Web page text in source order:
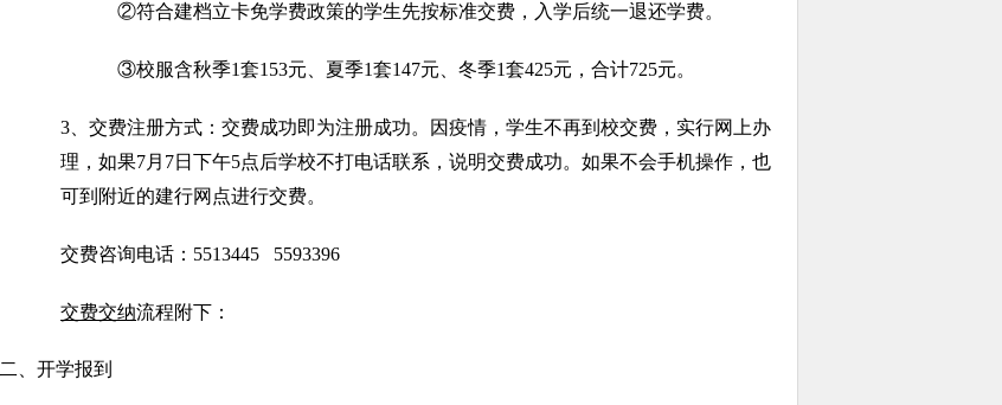
②符合建档立卡免学费政策的学生先按标准交费，入学后统一退还学费。
③校服含秋季1套153元、夏季1套147元、冬季1套425元，合计725元。
3 、交费注册方式：交费成功即为注册成功。因疫情，学生不再到校交费，实行网上办
理，如果7月7日下午5点后学校不打电话联系，说明交费成功。如果不会手机操作，也
可到附近的建行网点进行交费。
交费咨询电话：5513445 5593396
交费交纳流程附下：
二、开学报到